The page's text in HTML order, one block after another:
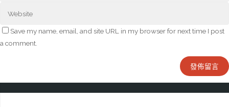
Save my name, email, and site URL in my browser for next time I post
a comment.